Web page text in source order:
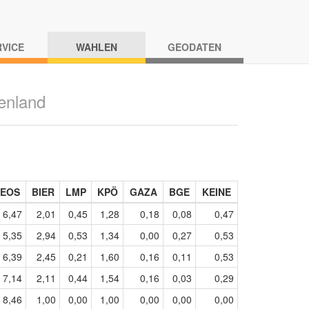
WAHLEN GEODATEN
BIER LMP KPÖ GAZA BGE
KEINE
6,47
2,01 0,45 1,28 0,18 0,08
0,47
5,35
2,94 0,53 1,34 0,00 0,27
0,53
6,39
2,45 0,21 1,60 0,16 0,11
0,53
7,14
2,11 0,44 1,54 0,16 0,03
0,29
8,46
1,00 0,00 1,00 0,00 0,00 0,00